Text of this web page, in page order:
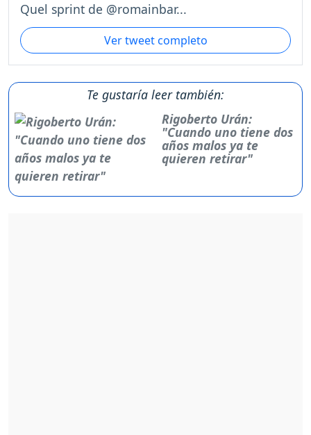
Quel sprint de @romainbar...
Ver tweet completo
Te gustaría leer también:
Rigoberto Urán:
"Cuando uno tiene dos
años malos ya te
quieren retirar"